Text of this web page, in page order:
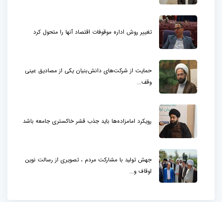
تغییر روش اداره موقوفات اقتصاد آنها را متحول کرد
حمایت از شرکت‌های دانش‌بنیان یکی از مصادیق عینی
وقف...
رویکرد امامزاده‌ها باید جذب قشر خاکستری جامعه باشد
جهش تولید با مشارکت مردم ، تصویری از رسالت نوین
اوقاف و...